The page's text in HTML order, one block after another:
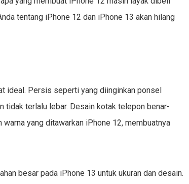
tentang iPhone 12 dan iPhone 13 akan hilang
ideal. Persis seperti yang diinginkan ponsel
tidak terlalu lebar. Desain kotak telepon benar-
warna yang ditawarkan iPhone 12, membuatnya
besar pada iPhone 13 untuk ukuran dan desain.